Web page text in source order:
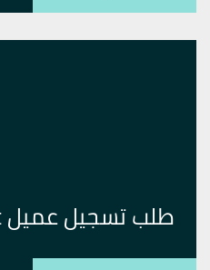
طلب تسجيل عميل BSF Connect